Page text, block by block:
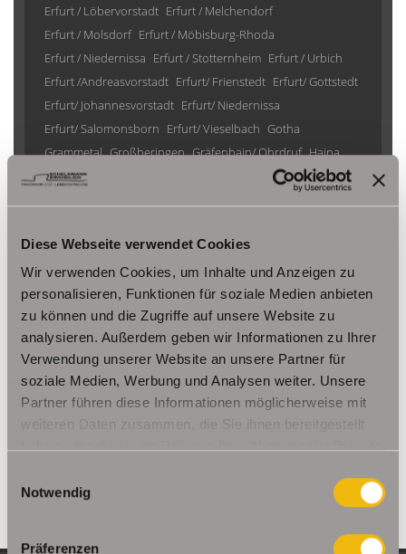
Diese Webseite verwendet Cookies
Wir verwenden Cookies, um Inhalte und Anzeigen zu
personalisieren, Funktionen für soziale Medien anbieten
zu können und die Zugriffe auf unsere Website zu
analysieren. Außerdem geben wir Informationen zu Ihrer
Verwendung unserer Website an unsere Partner für
soziale Medien, Werbung und Analysen weiter. Unsere
Partner führen diese Informationen möglicherweise mit
weiteren Daten zusammen, die Sie ihnen bereitgestellt
Notwendig
Präferenzen
Erfurt / Löbervorstadt Erfurt / Melchendorf
Erfurt / Molsdorf Erfurt / Möbisburg-Rhoda
Erfurt / Niedernissa Erfurt / Stotternheim Erfurt / Urbich
Erfurt /Andreasvorstadt Erfurt/ Frienstedt Erfurt/ Gottstedt
Erfurt/ Johannesvorstadt Erfurt/ Niedernissa
Erfurt/ Salomonsborn Erfurt/ Vieselbach Gotha
Grammetal Großheringen Gräfenhain/ Ohrdruf Haina
Herbsleben
Ohrdruf Riethnordhausen Ruhla
Saalfeld/Saale / Remschütz Steinbach-Hallenberg/ Viernau
Tonna / Gräfentonna Udestedt
Unstrut- Hainich /Großengottern
Weimar / Legefeld
Immo Am Ettersberg Haus Am Ettersberg Häuser Am Ettersberg
kaufen Am Ettersberg Immobilie Am Ettersberg Immobilien Am
Ettersberg
Hauskauf Am Ettersberg
Immobilienkauf Am